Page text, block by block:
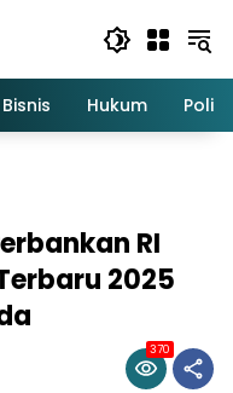
Bisnis Hukum Politik
RI
2025
370